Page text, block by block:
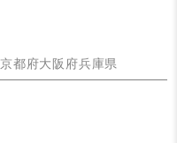
京都府大阪府兵庫県